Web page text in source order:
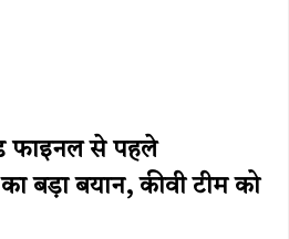
फाइनल से पहले
बड़ा बयान, कीवी टीम को